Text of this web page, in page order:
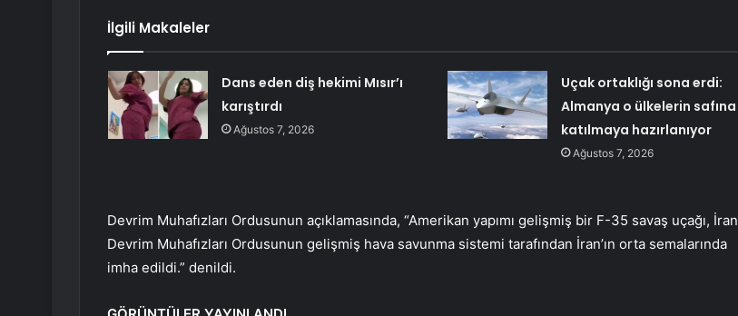
İlgili Makaleler
Dans eden diş hekimi Mısır’ı
karıştırdı
Ağustos 7, 2026
Uçak ortaklığı sona erdi:
Almanya o ülkelerin safına
katılmaya hazırlanıyor
Ağustos 7, 2026
Devrim Muhafızları Ordusunun açıklamasında, “Amerikan yapımı gelişmiş bir F-35 savaş uçağı, İran
Devrim Muhafızları Ordusunun gelişmiş hava savunma sistemi tarafından İran’ın orta semalarında
imha edildi.” denildi.